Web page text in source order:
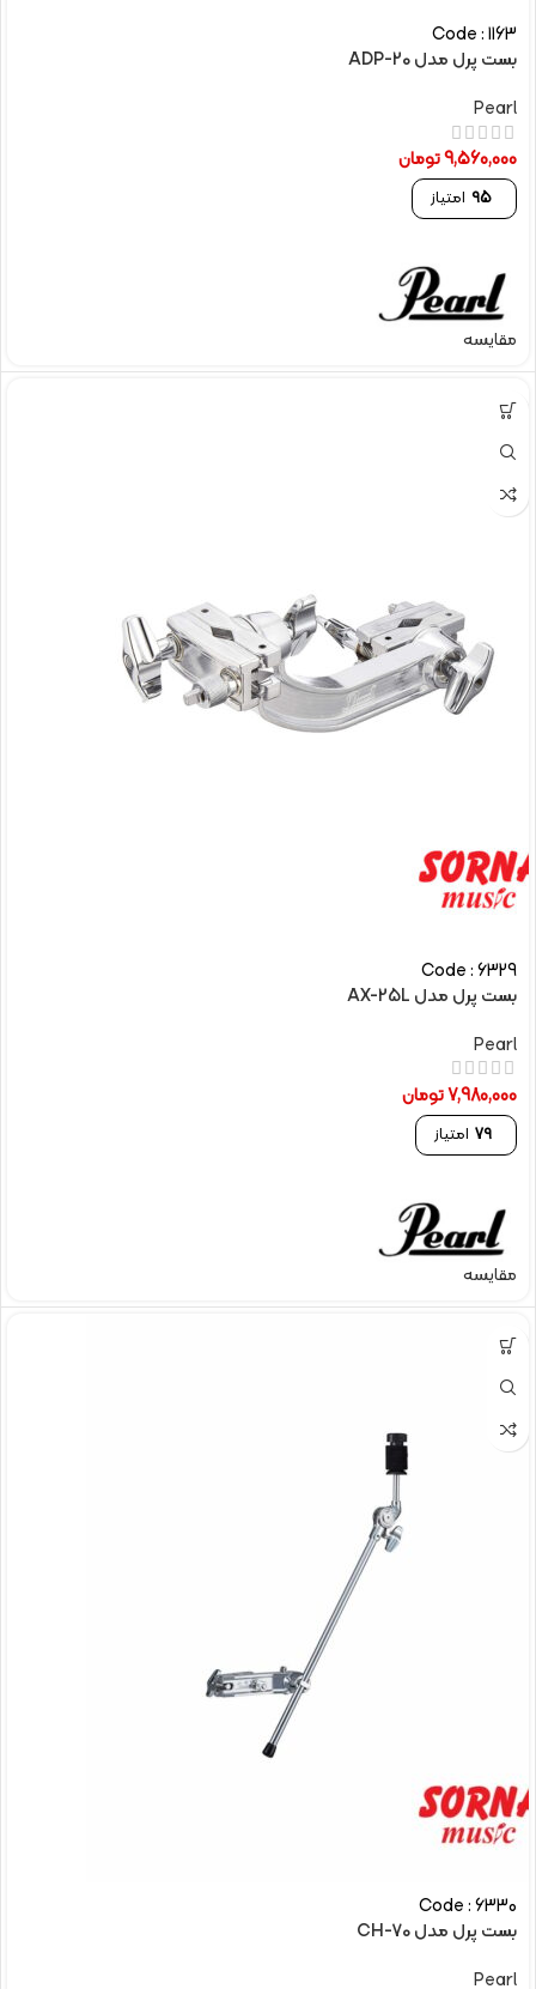
Code : 1163
بست پرل مدل ADP-20
Pearl
9,560,000تومان
95 امتیاز
مقایسه
Code : 6329
بست پرل مدل AX-25L
Pearl
7,980,000تومان
79 امتیاز
مقایسه
Code : 6330
بست پرل مدل CH-70
Pearl